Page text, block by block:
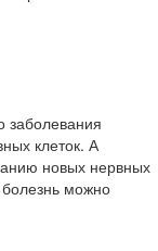
заболевания
клеток. А
новых нервных
можно